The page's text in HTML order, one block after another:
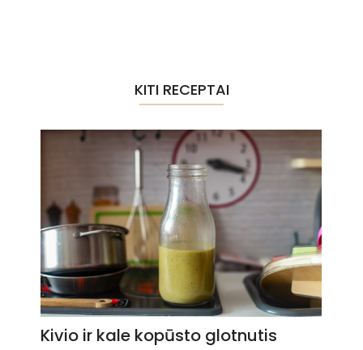
KITI RECEPTAI
Kivio ir kale kopūsto glotnutis